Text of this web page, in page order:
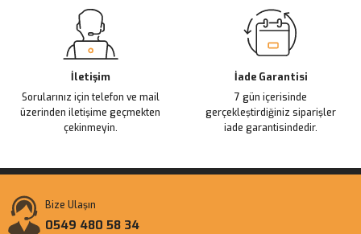
İletişim
Sorularınız için telefon ve mail
üzerinden iletişime geçmekten
çekinmeyin.
İade Garantisi
7 gün içerisinde
gerçekleştirdiğiniz siparişler
iade garantisindedir.
Bize Ulaşın
0549 480 58 34